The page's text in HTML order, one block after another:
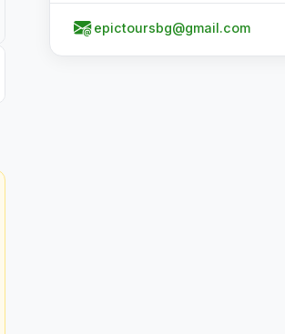
epictoursbg@gmail.com